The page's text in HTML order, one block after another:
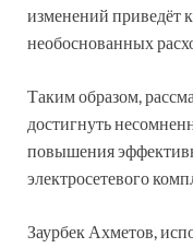
изменений приведёт
необоснованных
Таким образом,
достигнуть
повышения
электросетевого
Заурбек Ахметов,